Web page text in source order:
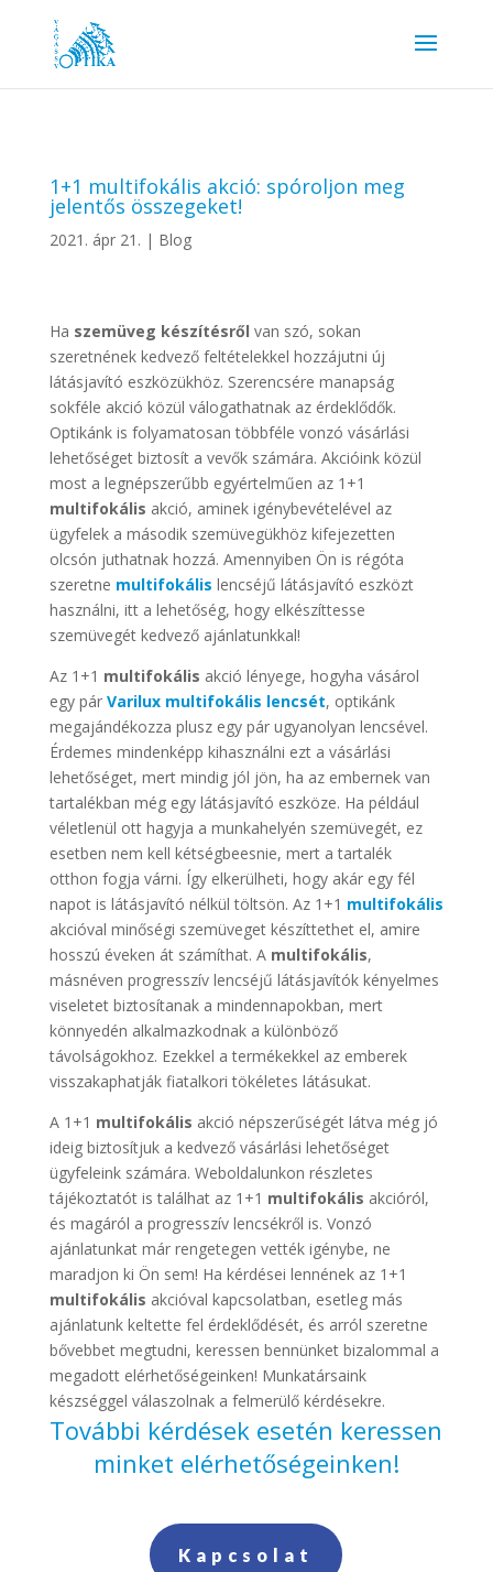
1+1 multifokális akció: spóroljon meg
jelentős összegeket!
2021. ápr 21. | Blog
Ha szemüveg készítésről van szó, sokan
szeretnének kedvező feltételekkel hozzájutni új
látásjavító eszközükhöz. Szerencsére manapság
sokféle akció közül válogathatnak az érdeklődők.
Optikánk is folyamatosan többféle vonzó vásárlási
lehetőséget biztosít a vevők számára. Akcióink közül
most a legnépszerűbb egyértelműen az 1+1
multifokális akció, aminek igénybevételével az
ügyfelek a második szemüvegükhöz kifejezetten
olcsón juthatnak hozzá. Amennyiben Ön is régóta
szeretne multifokális lencséjű látásjavító eszközt
használni, itt a lehetőség, hogy elkészíttesse
szemüvegét kedvező ajánlatunkkal!
Az 1+1 multifokális akció lényege, hogyha vásárol
egy pár Varilux multifokális lencsét, optikánk
megajándékozza plusz egy pár ugyanolyan lencsével.
Érdemes mindenképp kihasználni ezt a vásárlási
lehetőséget, mert mindig jól jön, ha az embernek van
tartalékban még egy látásjavító eszköze. Ha például
véletlenül ott hagyja a munkahelyén szemüvegét, ez
esetben nem kell kétségbeesnie, mert a tartalék
otthon fogja várni. Így elkerülheti, hogy akár egy fél
napot is látásjavító nélkül töltsön. Az 1+1 multifokális
akcióval minőségi szemüveget készíttethet el, amire
hosszú éveken át számíthat. A multifokális,
másnéven progresszív lencséjű látásjavítók kényelmes
viseletet biztosítanak a mindennapokban, mert
könnyedén alkalmazkodnak a különböző
távolságokhoz. Ezekkel a termékekkel az emberek
visszakaphatják fiatalkori tökéletes látásukat.
A 1+1 multifokális akció népszerűségét látva még jó
ideig biztosítjuk a kedvező vásárlási lehetőséget
ügyfeleink számára. Weboldalunkon részletes
tájékoztatót is találhat az 1+1 multifokális akcióról,
és magáról a progresszív lencsékről is. Vonzó
ajánlatunkat már rengetegen vették igénybe, ne
maradjon ki Ön sem! Ha kérdései lennének az 1+1
multifokális akcióval kapcsolatban, esetleg más
ajánlatunk keltette fel érdeklődését, és arról szeretne
bővebbet megtudni, keressen bennünket bizalommal a
megadott elérhetőségeinken! Munkatársaink
készséggel válaszolnak a felmerülő kérdésekre.
További kérdések esetén keressen
minket elérhetőségeinken!
Kapcsolat